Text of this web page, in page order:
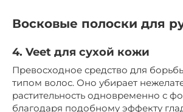
Восковые полоски для
4. Veet для сухой кожи
Превосходное средство для
типом волос. Оно убирает
растительность одновременно с
благодаря подобному эффекту